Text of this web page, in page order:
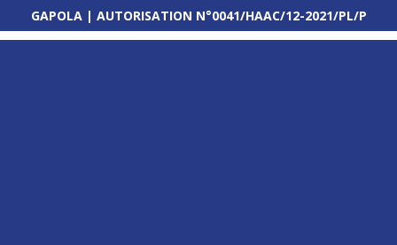
GAPOLA | AUTORISATION N°0041/HAAC/12-2021/PL/P